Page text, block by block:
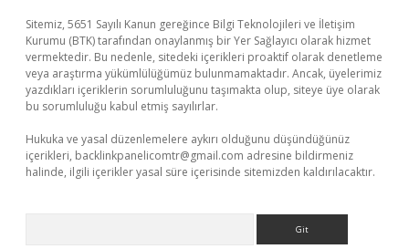
Sitemiz, 5651 Sayılı Kanun gereğince Bilgi Teknolojileri ve İletişim
Kurumu (BTK) tarafından onaylanmış bir Yer Sağlayıcı olarak hizmet
vermektedir. Bu nedenle, sitedeki içerikleri proaktif olarak denetleme
veya araştırma yükümlülüğümüz bulunmamaktadır. Ancak, üyelerimiz
yazdıkları içeriklerin sorumluluğunu taşımakta olup, siteye üye olarak
bu sorumluluğu kabul etmiş sayılırlar.
Hukuka ve yasal düzenlemelere aykırı olduğunu düşündüğünüz
içerikleri, backlinkpanelicomtr@gmail.com adresine bildirmeniz
halinde, ilgili içerikler yasal süre içerisinde sitemizden kaldırılacaktır.